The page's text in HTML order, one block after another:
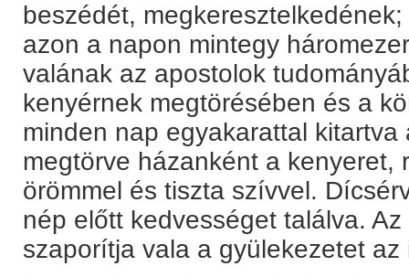
beszédét,
azon a napon mintegy
valának az apostolok
kenyérnek megtörésében és a
minden nap egyakarattal kitartva
megtörve házanként a kenyeret,
örömmel és tiszta szívvel.
nép előtt kedvességet találva.
szaporítja vala a gyülekezetet az